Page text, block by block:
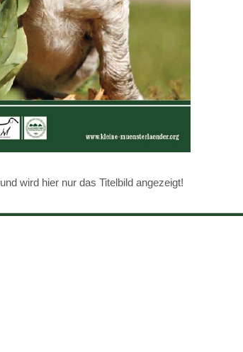
wird hier nur das Titelbild angezeigt!